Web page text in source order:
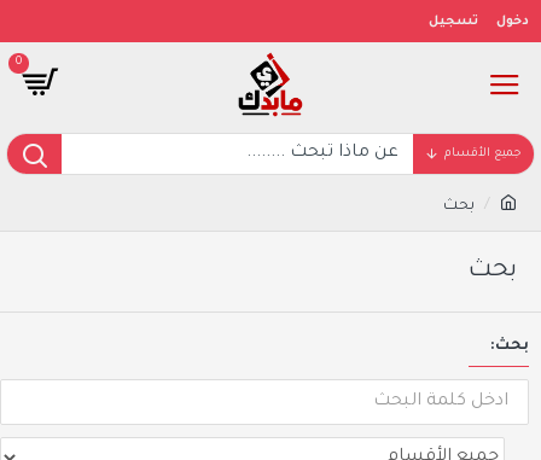
دخول تسجيل
0
جميع الأقسام
بحث
بحث
بحث: